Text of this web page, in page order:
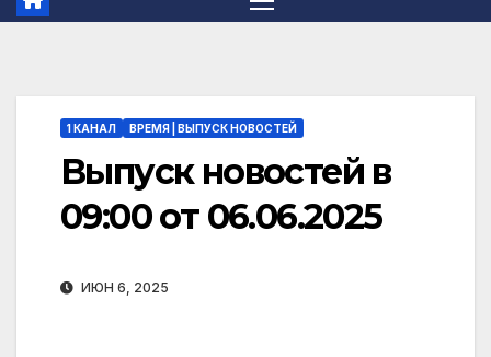
1 КАНАЛ ВРЕМЯ | ВЫПУСК НОВОСТЕЙ
Выпуск новостей в
09:00 от 06.06.2025
ИЮН 6, 2025